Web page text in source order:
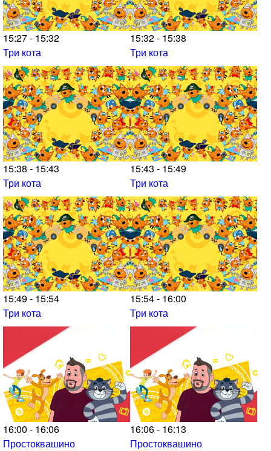
15:27 - 15:32
Три кота
15:32 - 15:38
Три кота
15:38 - 15:43
Три кота
15:43 - 15:49
Три кота
15:49 - 15:54
Три кота
15:54 - 16:00
Три кота
16:00 - 16:06
Простоквашино
16:06 - 16:13
Простоквашино